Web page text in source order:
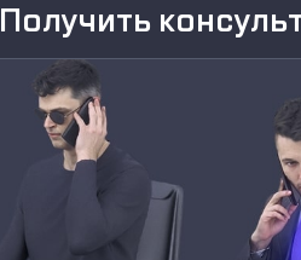
Получить